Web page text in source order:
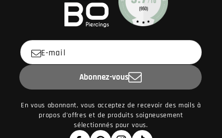
E-mail
Abonnez-vous
En vous abonnant, vous acceptez de recevoir des mails à
propos d'offres et de produits soigneusement
sélectionnés pour vous.